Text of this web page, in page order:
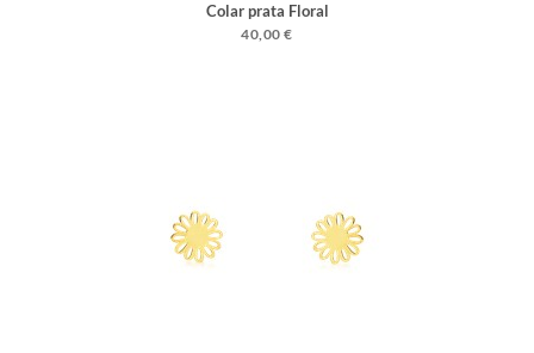
Colar prata Floral
40,00 €